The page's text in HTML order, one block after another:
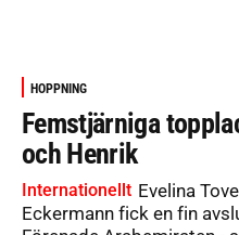
HOPPNING
Femstjärniga
och Henrik
Internationellt Evelina
Eckermann fick en fin